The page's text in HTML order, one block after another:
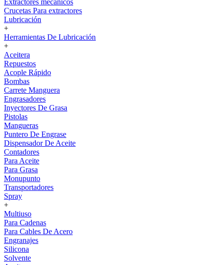
Extractores mecánicos
Crucetas Para extractores
Lubricación
+
Herramientas De Lubricación
+
Aceitera
Repuestos
Acople Rápido
Bombas
Carrete Manguera
Engrasadores
Inyectores De Grasa
Pistolas
Mangueras
Puntero De Engrase
Dispensador De Aceite
Contadores
Para Aceite
Para Grasa
Monupunto
Transportadores
Spray
+
Multiuso
Para Cadenas
Para Cables De Acero
Engranajes
Silicona
Solvente